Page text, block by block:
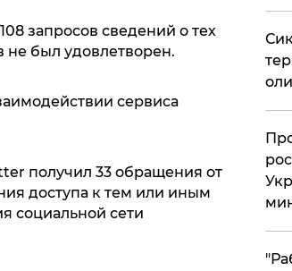
запросов сведений о тех
не был удовлетворен.
сервиса
получил 33 обращения от
доступа к тем или иным
социальной сети